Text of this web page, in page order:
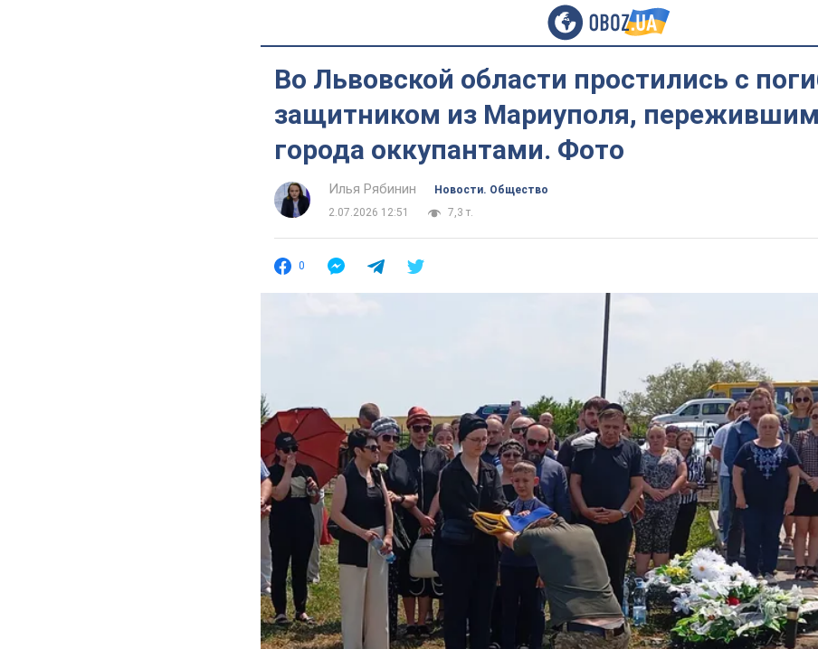
Во Львовской области простились с
защитником из Мариуполя,
города оккупантами. Фото
Илья Рябинин
Новости. Общество
2.07.2026 12:51
7,3 т.
0